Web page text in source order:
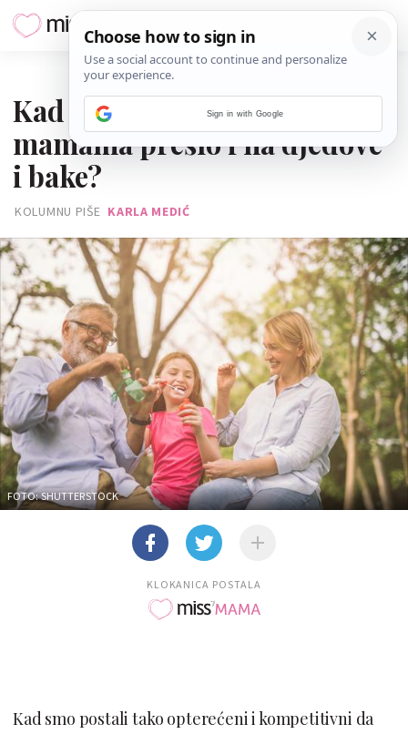
Kad je natjecanje među
mamama prešlo i na djedove
i bake?
KOLUMNU PIŠE KARLA MEDIĆ
FOTO: SHUTTERSTOCK
KLOKANICA POSTALA
Kad smo postali tako opterećeni i kompetitivni da
Sign in with Google